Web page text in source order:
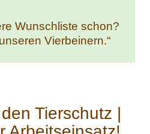
Wunschliste schon?
Vierbeinern.“
Tierschutz |